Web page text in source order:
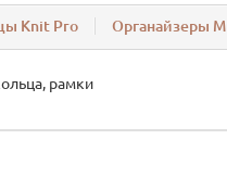
Knit Pro Органайзеры
рамки